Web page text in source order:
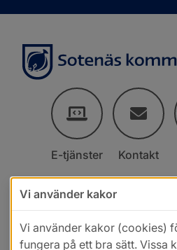
E-tjänster Kontakt
Vi använder kakor
Vi använder kakor (cookies)
fungera på ett bra sätt. Vissa